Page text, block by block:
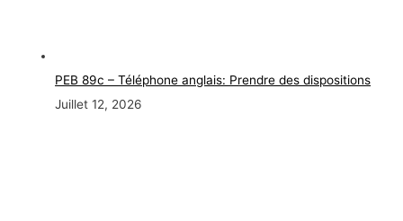
PEB 89c – Téléphone anglais: Prendre des dispositions
Juillet 12, 2026